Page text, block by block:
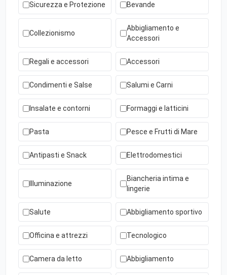
Sicurezza e Protezione Bevande
Collezionismo
Abbigliamento e
Accessori
Regali e accessori Accessori
Condimenti e Salse Salumi e Carni
Insalate e contorni Formaggi e latticini
Pasta Pesce e Frutti di Mare
Antipasti e Snack Elettrodomestici
Illuminazione
Biancheria intima e
lingerie
Salute Abbigliamento sportivo
Officina e attrezzi Tecnologico
Camera da letto Abbigliamento